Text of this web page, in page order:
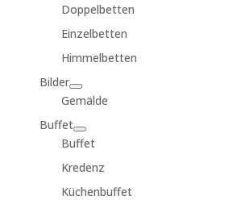
Doppelbetten
Einzelbetten
Himmelbetten
Bilder
Gemälde
Buffet
Buffet
Kredenz
Küchenbuffet